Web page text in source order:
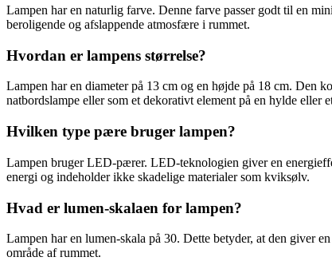
Lampen har en naturlig farve. Denne farve passer godt til en
beroligende og afslappende atmosfære i rummet.
Hvordan er lampens størrelse?
Lampen har en diameter på 13 cm og en højde på 18 cm. Den
natbordslampe eller som et dekorativt element på en hylde eller
Hvilken type pære bruger lampen?
Lampen bruger LED-pærer. LED-teknologien giver en
energi og indeholder ikke skadelige materialer som kviksølv.
Hvad er lumen-skalaen for lampen?
Lampen har en lumen-skala på 30. Dette betyder, at den giver
område af rummet.